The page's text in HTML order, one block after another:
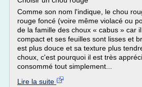
Comme son nom l'indique, le chou
rouge foncé (voire même violacé ou
de la famille des choux « cabus » car
compact et ses feuilles sont lisses et
est plus douce et sa texture plus
choux, c'est pourquoi il est très
consommé tout simplement...
Lire la suite